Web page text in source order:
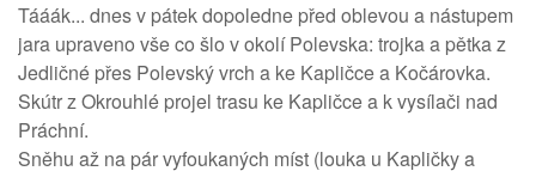
Tááák... dnes v pátek dopoledne před oblevou a nástupem
jara upraveno vše co šlo v okolí Polevska: trojka a pětka z
Jedličné přes Polevský vrch a ke Kapličce a Kočárovka.
Skútr z Okrouhlé projel trasu ke Kapličce a k vysílači nad
Práchní.
Sněhu až na pár vyfoukaných míst (louka u Kapličky a